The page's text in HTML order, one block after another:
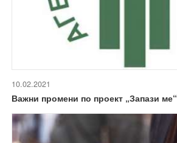
10.02.2021
Важни промени по проект „Запази ме“